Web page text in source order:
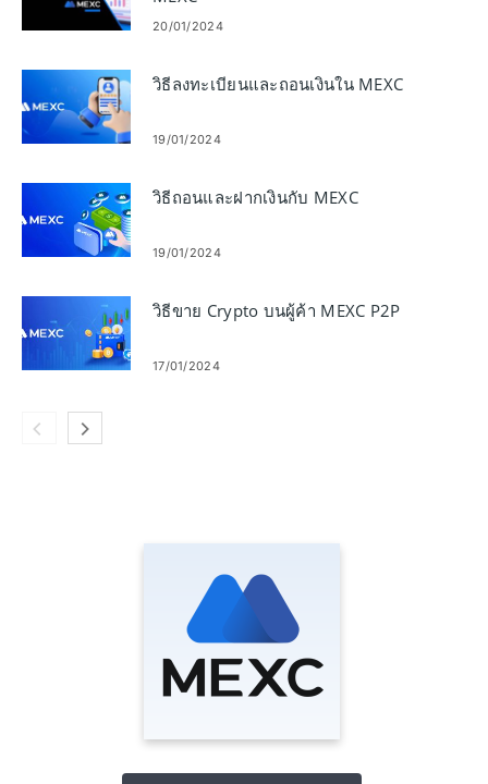
20/01/2024
วิธีลงทะเบียนและถอนเงินใน MEXC
19/01/2024
วิธีถอนและฝากเงินกับ MEXC
19/01/2024
วิธีขาย Crypto บนผู้ค้า MEXC P2P
17/01/2024